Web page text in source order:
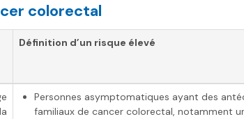
colorectal
Définition d’un risque élevé
Personnes asymptomatiques ayant des
familiaux de cancer colorectal, notamment